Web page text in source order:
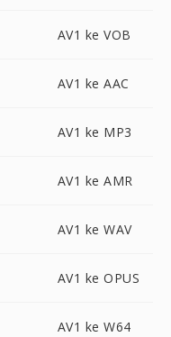
AV1 ke VOB
AV1 ke AAC
AV1 ke MP3
AV1 ke AMR
AV1 ke WAV
AV1 ke OPUS
AV1 ke W64